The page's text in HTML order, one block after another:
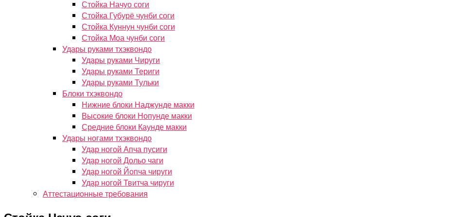
Стойка Начуо соги
Стойка Губурё чунби соги
Стойка Куннун чунби соги
Стойка Моа чунби соги
Удары руками тхэквондо
Удары руками Чируги
Удары руками Териги
Удары руками Тульки
Блоки тхэквондо
Нижние блоки Наджунде макки
Высокие блоки Нопунде макки
Средние блоки Каунде макки
Удары ногами тхэквондо
Удар ногой Апча пусиги
Удар ногой Дольо чаги
Удар ногой Йопча чируги
Удар ногой Твитча чируги
Аттестационные требования